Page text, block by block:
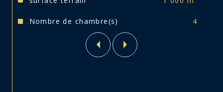
Nombre de chambre(s) 4